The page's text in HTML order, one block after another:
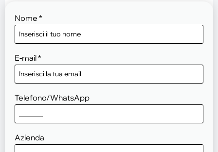
Nome *
E-mail*
Telefono/WhatsApp
Azienda